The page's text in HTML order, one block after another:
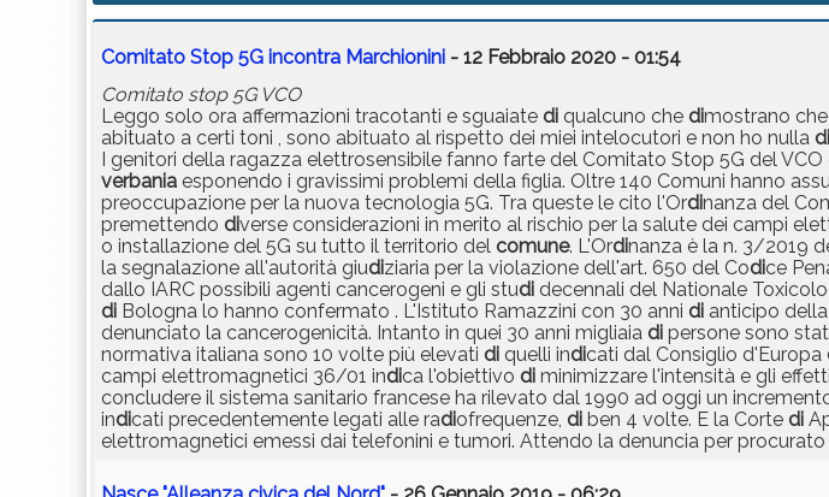
Comitato Stop 5G incontra Marchionini - 12 Febbraio 2020 - 01:54
Comitato stop 5G VCO
Leggo solo ora affermazioni tracotanti e sguaiate di qualcuno che dimostrano
abituato a certi toni , sono abituato al rispetto dei miei intelocutori e non ho nulla di
I genitori della ragazza elettrosensibile fanno farte del Comitato Stop 5G del
verbania esponendo i gravissimi problemi della figlia. Oltre 140 Comuni hanno
preoccupazione per la nuova tecnologia 5G. Tra queste le cito l'Ordinanza del
premettendo diverse considerazioni in merito al rischio per la salute dei campi
o installazione del 5G su tutto il territorio del comune. L'Ordinanza è la n. 3/2019
la segnalazione all'autorità giudiziaria per la violazione dell'art. 650 del Codice
dallo IARC possibili agenti cancerogeni e gli studi decennali del Nationale
di Bologna lo hanno confermato . L'Istituto Ramazzini con 30 anni di anticipo
denunciato la cancerogenicità. Intanto in quei 30 anni migliaia di persone sono
normativa italiana sono 10 volte più elevati di quelli indicati dal Consiglio d'Europa
campi elettromagnetici 36/01 indica l'obiettivo di minimizzare l'intensità e gli
concludere il sistema sanitario francese ha rilevato dal 1990 ad oggi un
indicati precedentemente legati alle radiofrequenze, di ben 4 volte. E la Corte di
elettromagnetici emessi dai telefonini e tumori. Attendo la denuncia per procurato